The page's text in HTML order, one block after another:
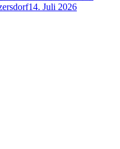
14. Juli 2026